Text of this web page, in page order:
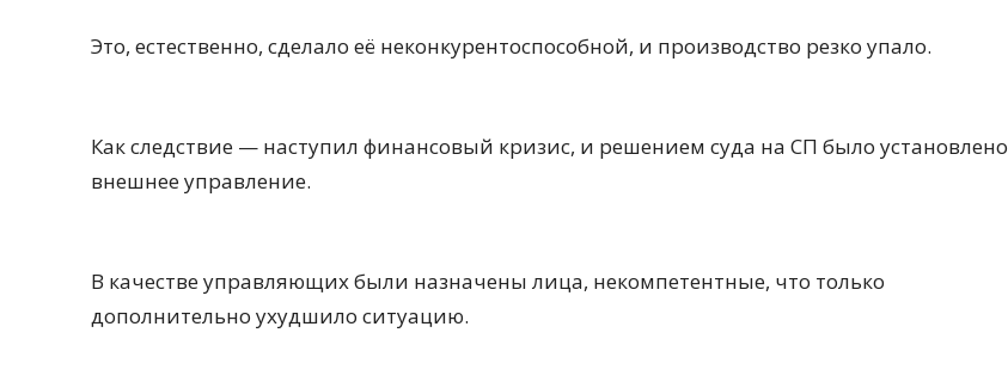
Это, естественно, сделало её неконкурентоспособной, и производство резко упало.
Как следствие — наступил финансовый кризис, и решением суда на СП было установлено
внешнее управление.
В качестве управляющих были назначены лица, некомпетентные, что только
дополнительно ухудшило ситуацию.